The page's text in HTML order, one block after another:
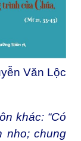
Văn Lộc
khác: “Có
nho; chung